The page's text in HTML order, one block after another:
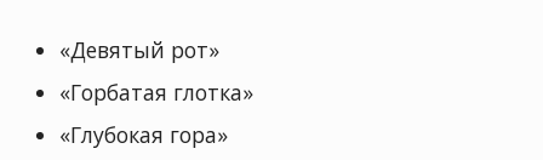
«Девятый рот»
«Горбатая глотка»
«Глубокая гора»